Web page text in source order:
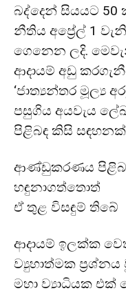
බද්දෙන් සියයට 50
නීතිය අප්‍රේල් 1
ගෙනෙන ලදි.
ආදායම් අඩු
‘ජාත්‍යන්තර මූල්‍ය
පසුගිය අයවැය
පිළිබඳ කිසි
ආණ්ඩුකරණය
හඳුනාගත්තොත්
ඒ තුළ විසඳුම් තිබේ
ආදායම් ඉලක්ක
ව්‍යුහාත්මක ප්‍රශ්නය
මහා ව්‍යාධියක